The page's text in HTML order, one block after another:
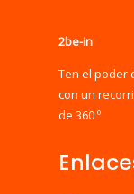
2be-in
Ten el poder
con un
de 360 º